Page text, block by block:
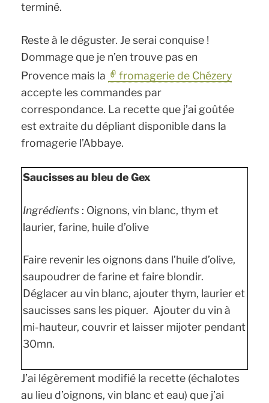
terminé.
Reste à le déguster. Je serai conquise !
Dommage que je n’en trouve pas en
Provence mais la
fromagerie de Chézery
accepte les commandes par
correspondance. La recette que j’ai goûtée
est extraite du dépliant disponible dans la
fromagerie l’Abbaye.
Saucisses au bleu de Gex
Ingrédients : Oignons, vin blanc, thym et
laurier, farine, huile d’olive
Faire revenir les oignons dans l’huile d’olive,
saupoudrer de farine et faire blondir.
Déglacer au vin blanc, ajouter thym, laurier et
saucisses sans les piquer. Ajouter du vin à
mi-hauteur, couvrir et laisser mijoter pendant
30mn.
J’ai légèrement modifié la recette (échalotes
au lieu d’oignons, vin blanc et eau) que j’ai